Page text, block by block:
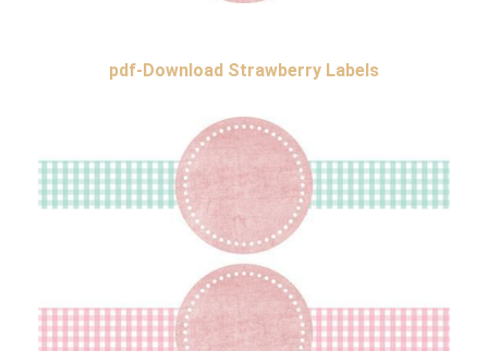
pdf-Download Strawberry Labels